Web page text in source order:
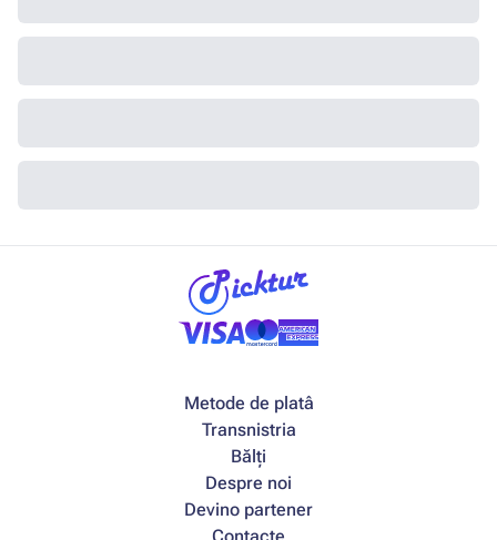
Metode de platâ
Transnistria
Bălți
Despre noi
Devino partener